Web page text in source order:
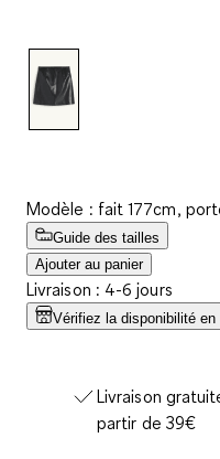
Modèle : fait 177cm,
Guide des tailles
Ajouter au panier
Livraison : 4-6 jours
Vérifiez la disponibilité en
Livraison
partir de 39€